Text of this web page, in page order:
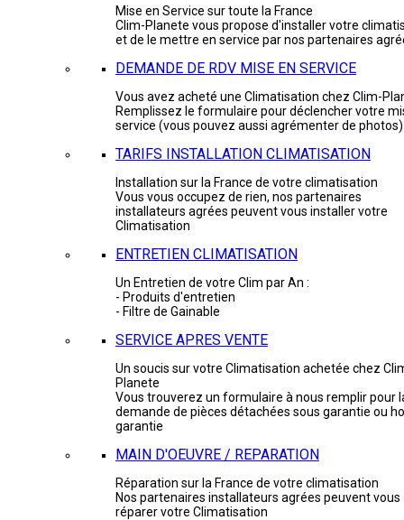
Mise en Service sur toute la France
Clim-Planete vous propose d'installer votre
et de le mettre en service par nos partenaires
DEMANDE DE RDV MISE EN SERVICE
Vous avez acheté une Climatisation chez Clim-
Remplissez le formulaire pour déclencher votre
service (vous pouvez aussi agrémenter de photos)
TARIFS INSTALLATION CLIMATISATION
Installation sur la France de votre climatisation
Vous vous occupez de rien, nos partenaires
installateurs agrées peuvent vous installer votre
Climatisation
ENTRETIEN CLIMATISATION
Un Entretien de votre Clim par An :
- Produits d'entretien
- Filtre de Gainable
SERVICE APRES VENTE
Un soucis sur votre Climatisation achetée chez
Planete
Vous trouverez un formulaire à nous remplir pour
demande de pièces détachées sous garantie ou
garantie
MAIN D'OEUVRE / REPARATION
Réparation sur la France de votre climatisation
Nos partenaires installateurs agrées peuvent vous
réparer votre Climatisation